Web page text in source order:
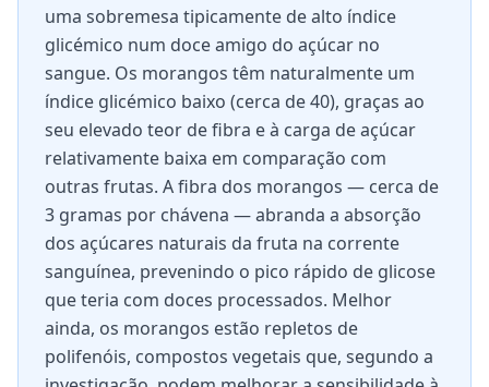
uma sobremesa tipicamente de alto índice
glicémico num doce amigo do açúcar no
sangue. Os morangos têm naturalmente um
índice glicémico baixo (cerca de 40), graças ao
seu elevado teor de fibra e à carga de açúcar
relativamente baixa em comparação com
outras frutas. A fibra dos morangos — cerca de
3 gramas por chávena — abranda a absorção
dos açúcares naturais da fruta na corrente
sanguínea, prevenindo o pico rápido de glicose
que teria com doces processados. Melhor
ainda, os morangos estão repletos de
polifenóis, compostos vegetais que, segundo a